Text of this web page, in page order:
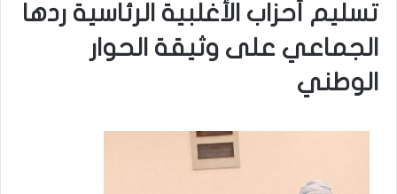
تسليم أحزاب الأغلبية الرئاسية ردها
الجماعي على وثيقة الحوار
الوطني